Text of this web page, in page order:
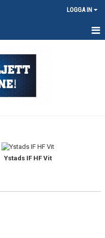
LOGGA IN
Ystads IF HF Vit